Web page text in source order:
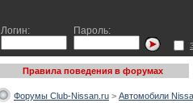
Логин: Пароль:
Правила поведения в форумах
Форумы Club-Nissan.ru > Автомобили